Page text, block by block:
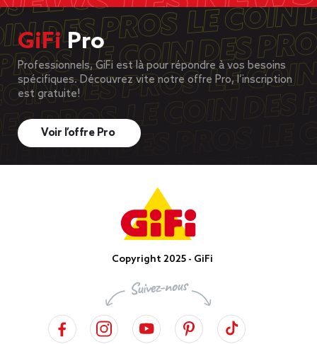
GiFiPro
Professionnels, GiFi est là pour répondre à vos besoins
spécifiques. Découvrez vite notre offre Pro, l’inscription
est gratuite!
Voir l’offre Pro
Copyright 2025 - GiFi